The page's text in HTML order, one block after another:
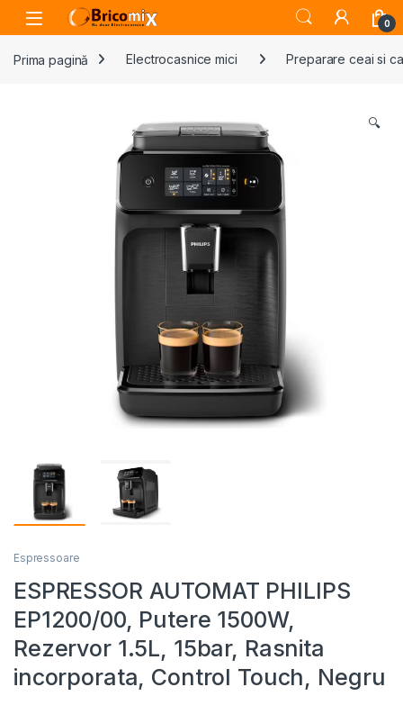
Skip to navigation
Skip to content
Open 0
Prima pagină Electrocasnice mici Preparare ceai si
🔍
Espressoare
ESPRESSOR AUTOMAT PHILIPS
EP1200/00, Putere 1500W,
Rezervor 1.5L, 15bar, Rasnita
incorporata, Control Touch, Negru